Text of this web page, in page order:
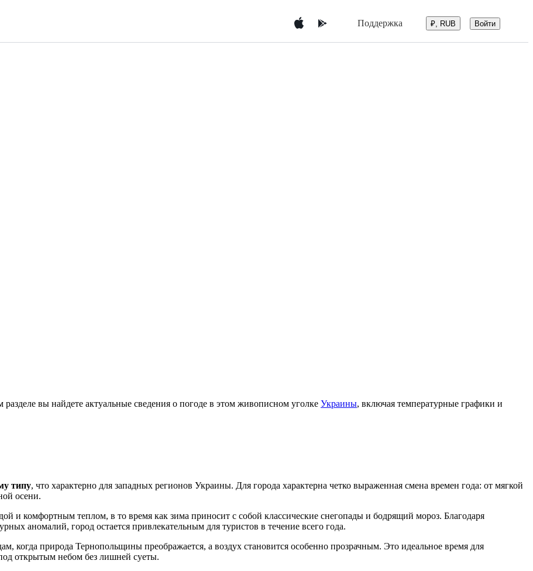
Поддержка ₽, RUB Войти
разделе вы найдете актуальные сведения о погоде в этом живописном уголке Украины, включая температурные графики и
типу, что характерно для западных регионов Украины. Для города характерна четко выраженная смена времен года: от мягкой
осени.
и комфортным теплом, в то время как зима приносит с собой классические снегопады и бодрящий мороз. Благодаря
аномалий, город остается привлекательным для туристов в течение всего года.
когда природа Тернопольщины преображается, а воздух становится особенно прозрачным. Это идеальное время для
открытым небом без лишней суеты.